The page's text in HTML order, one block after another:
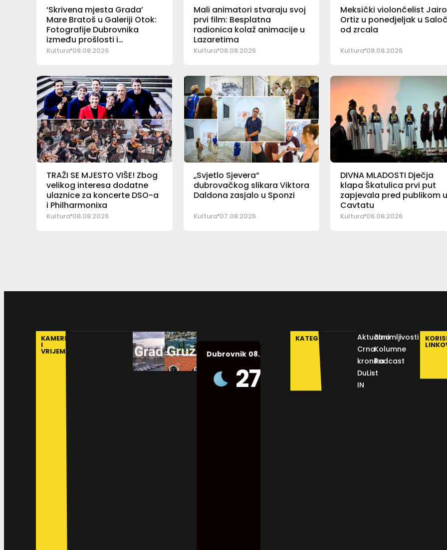
‘Skrivena mjesta Grada’
Mare Bratoš u Galeriji Otok:
Fotografije Dubrovnika
između prošlosti i
sadašnjosti
Kultura 08.08.2026
Mali animatori stvaraju svoj
prvi film: Besplatna
radionica kolaž animacije u
Lazaretima
Kultura 08.08.2026
Meksički violončelist Jairo
Ortiz u ponedjeljak u
od zrcala
Kultura 08.08.2026
TRAŽI SE MJESTO VIŠE! Zbog
velikog interesa dodatne
ulaznice za koncerte DSO-a
i Philharmonixa
Kultura 08.08.2026
„Svjetlo Sjevera“
dubrovačkog slikara Viktora
Daldona zasjalo u Sponzi
Kultura 07.08.2026
DIVNA MLADOSTI Dječja
klapa Škatulica prvi put
zapjevala pred publikom
Cavtatu
Kultura 06.08.2026
KAMERE
I
VRIJEME Dubrovnik 08.08.2026.
27
Humidity:
KATEGORIJE
Aktualno
Crna
kronika
DuList
IN
Zanimljivosti
Kolumne
Podcast